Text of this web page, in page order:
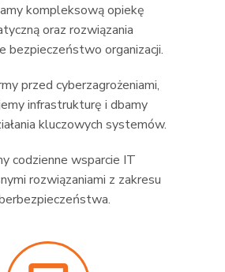
kompleksową opiekę
oraz rozwiązania
bezpieczeństwo organizacji.
przed cyberzagrożeniami,
infrastrukturę i dbamy
kluczowych systemów.
codzienne wsparcie IT
rozwiązaniami z zakresu